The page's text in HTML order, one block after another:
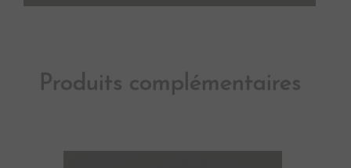
Produits complémentaires